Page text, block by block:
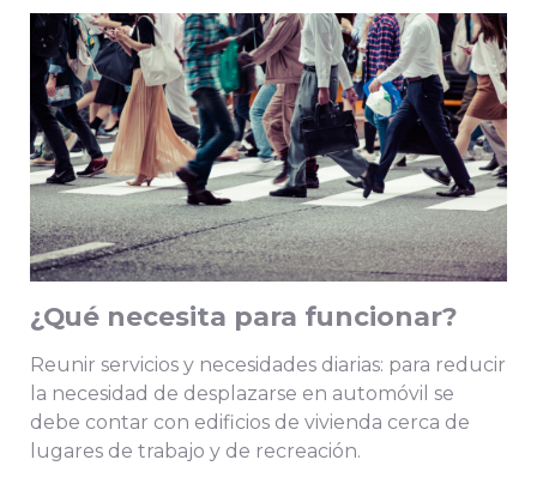
¿Qué necesita para funcionar?
Reunir servicios y necesidades diarias: para reducir
la necesidad de desplazarse en automóvil se
debe contar con edificios de vivienda cerca de
lugares de trabajo y de recreación.